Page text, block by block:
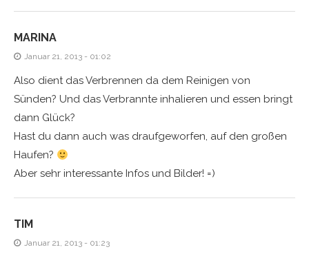
MARINA
Januar 21, 2013 - 01:02
Also dient das Verbrennen da dem Reinigen von
Sünden? Und das Verbrannte inhalieren und essen bringt
dann Glück?
Hast du dann auch was draufgeworfen, auf den großen
Haufen?
Aber sehr interessante Infos und Bilder! =)
TIM
Januar 21, 2013 - 01:23